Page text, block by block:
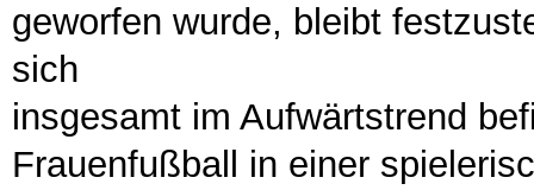
geworfen wurde, bleibt
sich
insgesamt im Aufwärtstrend
Frauenfußball in einer